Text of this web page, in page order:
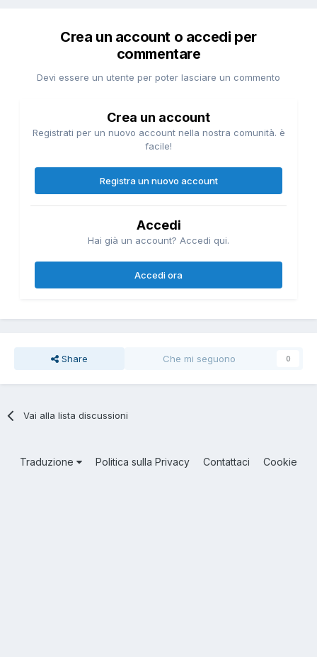
Crea un account o accedi per
commentare
Devi essere un utente per poter lasciare un commento
Crea un account
Registrati per un nuovo account nella nostra comunità. è
facile!
Registra un nuovo account
Accedi
Hai già un account? Accedi qui.
Accedi ora
Share Che mi seguono 0
Vai alla lista discussioni
Traduzione Politica sulla Privacy Contattaci Cookie